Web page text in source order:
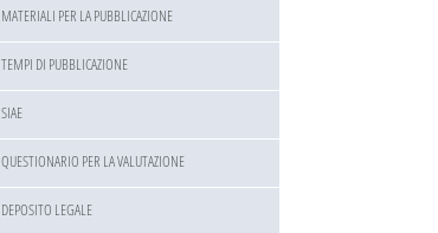
MATERIALI PER LA PUBBLICAZIONE
TEMPI DI PUBBLICAZIONE
SIAE
QUESTIONARIO PER LA VALUTAZIONE
DEPOSITO LEGALE